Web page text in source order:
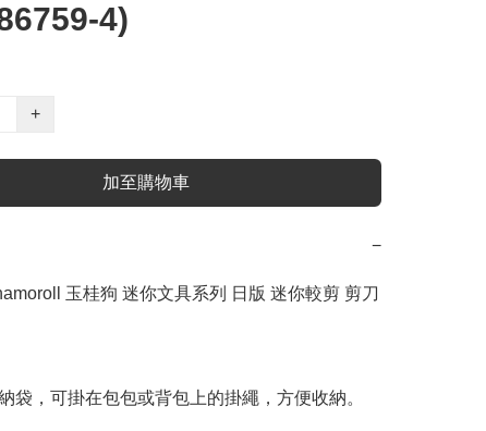
4)
+
加至購物車
−
玉桂狗 迷你文具系列 日版 迷你較剪 剪刀
袋，可掛在包包或背包上的掛繩，方便收納。